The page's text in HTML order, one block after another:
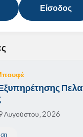
Είσοδος
Αυγούστου, 2026